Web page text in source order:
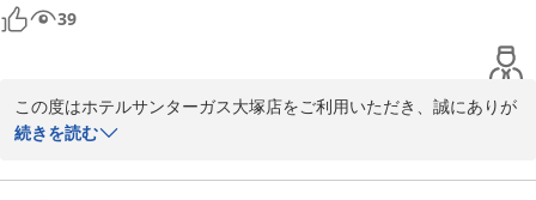
ホテルサンターガス大塚店
39
この度はホテルサンターガス大塚店をご利用いただき、誠にありが
とうございます。
読いたしました。
続きを読む